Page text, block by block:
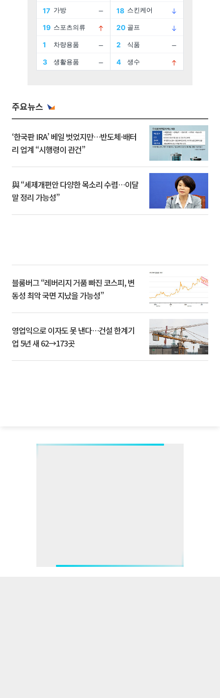
주요뉴스
‘한국판 IRA’ 베일 벗었지만…반도체·배터
리 업계 “시행령이 관건”
與 “세제개편안 다양한 목소리 수렴…이달
말 정리 가능성”
블룸버그 “레버리지 거품 빠진 코스피, 변
동성 최악 국면 지났을 가능성”
영업익으로 이자도 못 낸다…건설 한계기
업 5년 새 62→173곳